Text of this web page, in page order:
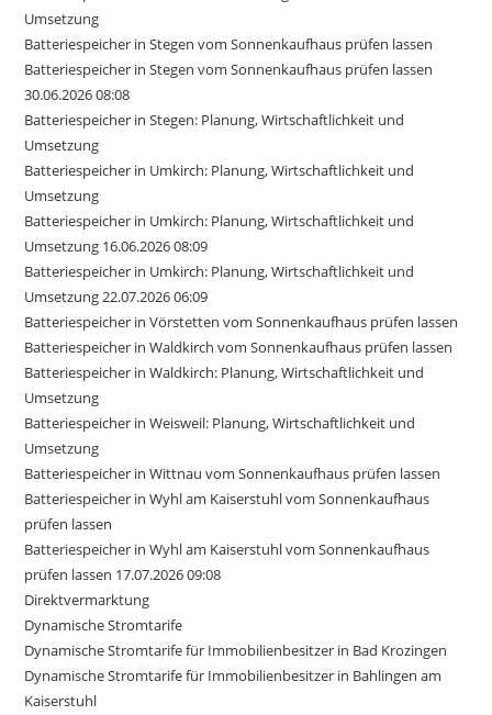
Umsetzung
Batteriespeicher in Stegen vom Sonnenkaufhaus prüfen lassen
Batteriespeicher in Stegen vom Sonnenkaufhaus prüfen lassen
30.06.2026 08:08
Batteriespeicher in Stegen: Planung, Wirtschaftlichkeit und
Umsetzung
Batteriespeicher in Umkirch: Planung, Wirtschaftlichkeit und
Umsetzung
Batteriespeicher in Umkirch: Planung, Wirtschaftlichkeit und
Umsetzung 16.06.2026 08:09
Batteriespeicher in Umkirch: Planung, Wirtschaftlichkeit und
Umsetzung 22.07.2026 06:09
Batteriespeicher in Vörstetten vom Sonnenkaufhaus prüfen lassen
Batteriespeicher in Waldkirch vom Sonnenkaufhaus prüfen lassen
Batteriespeicher in Waldkirch: Planung, Wirtschaftlichkeit und
Umsetzung
Batteriespeicher in Weisweil: Planung, Wirtschaftlichkeit und
Umsetzung
Batteriespeicher in Wittnau vom Sonnenkaufhaus prüfen lassen
Batteriespeicher in Wyhl am Kaiserstuhl vom Sonnenkaufhaus
prüfen lassen
Batteriespeicher in Wyhl am Kaiserstuhl vom Sonnenkaufhaus
prüfen lassen 17.07.2026 09:08
Direktvermarktung
Dynamische Stromtarife
Dynamische Stromtarife für Immobilienbesitzer in Bad Krozingen
Dynamische Stromtarife für Immobilienbesitzer in Bahlingen am
Kaiserstuhl